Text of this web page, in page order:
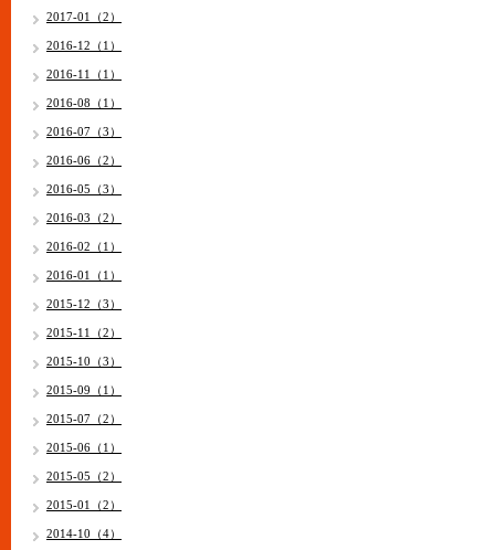
2017-01（2）
2016-12（1）
2016-11（1）
2016-08（1）
2016-07（3）
2016-06（2）
2016-05（3）
2016-03（2）
2016-02（1）
2016-01（1）
2015-12（3）
2015-11（2）
2015-10（3）
2015-09（1）
2015-07（2）
2015-06（1）
2015-05（2）
2015-01（2）
2014-10（4）